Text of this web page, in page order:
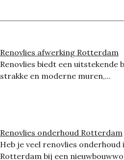
Renovlies afwerking Rotterdam
Renovlies biedt een uitstekende
strakke en moderne muren,...
Renovlies onderhoud Rotterdam
Heb je veel renovlies onderhoud
Rotterdam bij een